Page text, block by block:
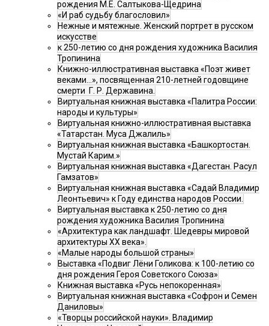
рождения М.Е. Салтыкова-Щедрина
«И раб судьбу благословил»
Нежные и мятежные. Женский портрет в русском
искусстве
к 250-летию со дня рождения художника Василия
Тропинина
Книжно-иллюстративная выставка «Поэт живет
веками…», посвященная 210-летней годовщине
смерти Г. Р. Державина.
Виртуальная книжная выставка «Палитра России:
народы и культуры»
Виртуальная книжно-иллюстративная выставка
«Татарстан. Муса Джалиль»
Виртуальная книжная выставка «Башкортостан.
Мустай Карим.»
Виртуальная книжная выставка «Дагестан. Расул
Гамзатов»
Виртуальная книжная выставка «Садай Владимир
Леонтьевич» к Году единства народов России.
Виртуальная выставка к 250-летию со дня
рождения художника Василия Тропинина
«Архитектура как ландшафт. Шедевры мировой
архитектуры XX века».
«Малые народы большой страны»
Выставка «Подвиг Лёни Голикова: к 100-летию со
дня рождения Героя Советского Союза»
Книжная выставка «Русь непокоренная»
Виртуальная книжная выставка «Софрон и Семен
Даниловы»
«Творцы российской науки». Владимир